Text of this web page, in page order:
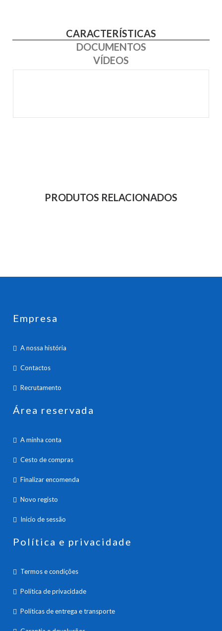
CARACTERÍSTICAS
DOCUMENTOS
VÍDEOS
PRODUTOS RELACIONADOS
Empresa
A nossa história
Contactos
Recrutamento
Área reservada
A minha conta
Cesto de compras
Finalizar encomenda
Novo registo
Inicio de sessão
Política e privacidade
Termos e condições
Política de privacidade
Políticas de entrega e transporte